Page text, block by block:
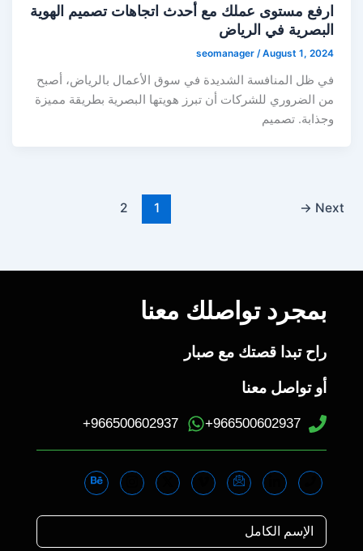
ارفع مستوى عملك مع أحدث اتجاهات تصميم الهوية
البصرية في الرياض
seomanager /August 1, 2024
في ظل المنافسة الشديدة في سوق الأعمال بالرياض، أصبح
من الضروري للشركات أن تبرز هويتها البصرية بطريقة مميزة
وجذابة. تصميم
1
2 Next
→
بمجرد تواصلك معنا
راح تبدا قصتك مع صبار
أو تواصل معنا
966500602937+
966500602937+